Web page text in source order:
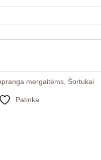
mergaitėms, Šortukai
Patinka